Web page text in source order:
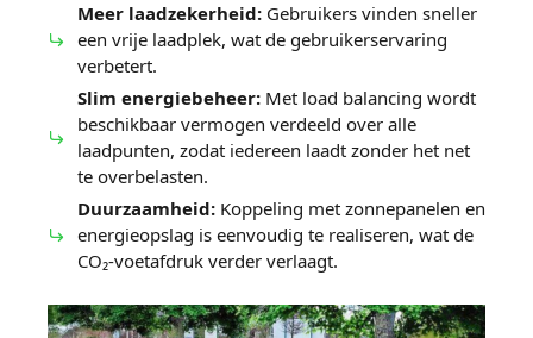
Meer laadzekerheid: Gebruikers vinden sneller
een vrije laadplek, wat de gebruikerservaring
verbetert.
Slim energiebeheer: Met load balancing wordt
beschikbaar vermogen verdeeld over alle
laadpunten, zodat iedereen laadt zonder het net
te overbelasten.
Duurzaamheid: Koppeling met zonnepanelen en
energieopslag is eenvoudig te realiseren, wat de
CO₂-voetafdruk verder verlaagt.